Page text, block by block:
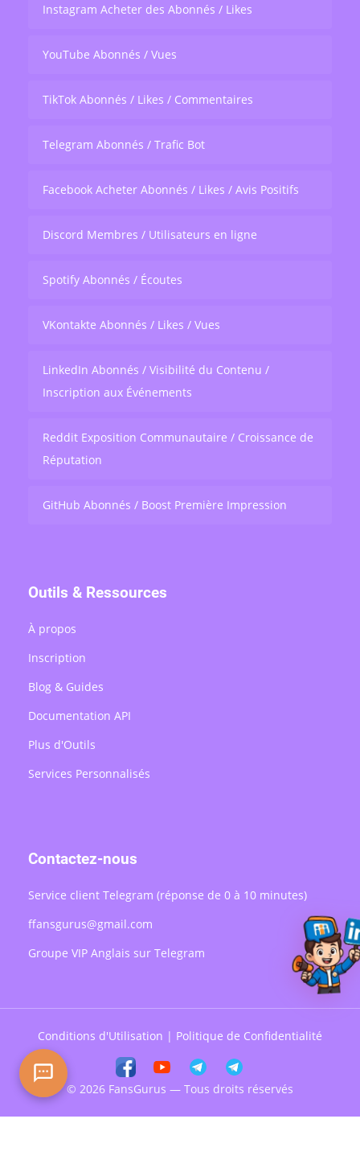
Instagram Acheter des Abonnés / Likes
YouTube Abonnés / Vues
TikTok Abonnés / Likes / Commentaires
Telegram Abonnés / Trafic Bot
Facebook Acheter Abonnés / Likes / Avis Positifs
Discord Membres / Utilisateurs en ligne
Spotify Abonnés / Écoutes
VKontakte Abonnés / Likes / Vues
LinkedIn Abonnés / Visibilité du Contenu /
Inscription aux Événements
Reddit Exposition Communautaire / Croissance de
Réputation
GitHub Abonnés / Boost Première Impression
Outils & Ressources
À propos
Inscription
Blog & Guides
Documentation API
Plus d'Outils
Services Personnalisés
Contactez-nous
Service client Telegram (réponse de 0 à 10 minutes)
ffansgurus@gmail.com
Groupe VIP Anglais sur Telegram
Conditions d'Utilisation | Politique de Confidentialité
© 2026 FansGurus — Tous droits réservés